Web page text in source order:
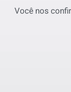
Você nos